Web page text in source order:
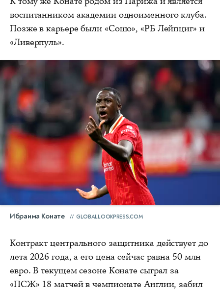
воспитанником академии одноименного клуба.
Позже в карьере были «Сошо», «РБ Лейпциг» и
«Ливерпуль».
Ибраима Конате GLOBALLOOKPRESS.COM
Контракт центрального защитника действует до
лета 2026 года, а его цена сейчас равна 50 млн
евро. В текущем сезоне Конате сыграл за
«ПСЖ» 18 матчей в чемпионате Англии, забил